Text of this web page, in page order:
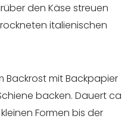
den Käse streuen
italienischen
Backrost mit Backpapier
backen. Dauert ca
Formen bis der